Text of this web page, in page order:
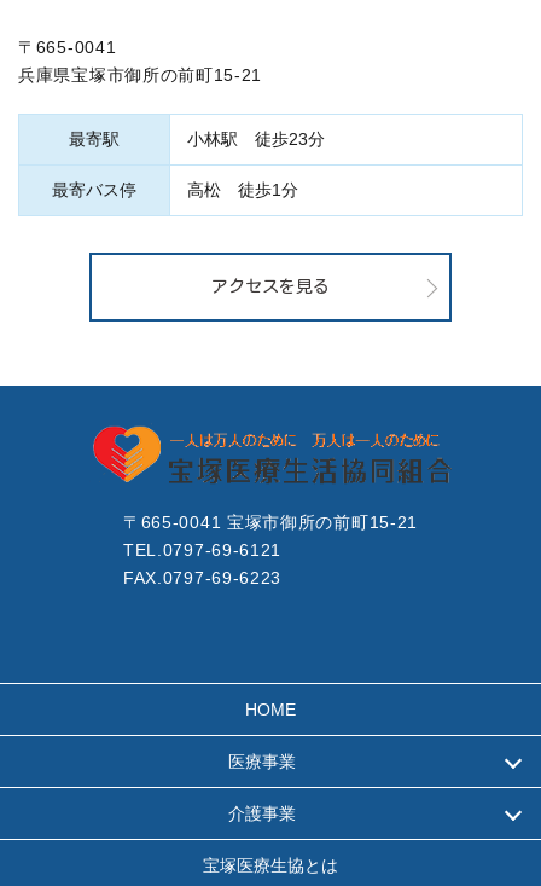
〒665-0041
兵庫県宝塚市御所の前町15-21
最寄駅 小林駅 徒歩23分
最寄バス停 高松 徒歩1分
アクセスを見る
〒665-0041 宝塚市御所の前町15-21
TEL.0797-69-6121
FAX.0797-69-6223
HOME
医療事業
介護事業
宝塚医療生協とは